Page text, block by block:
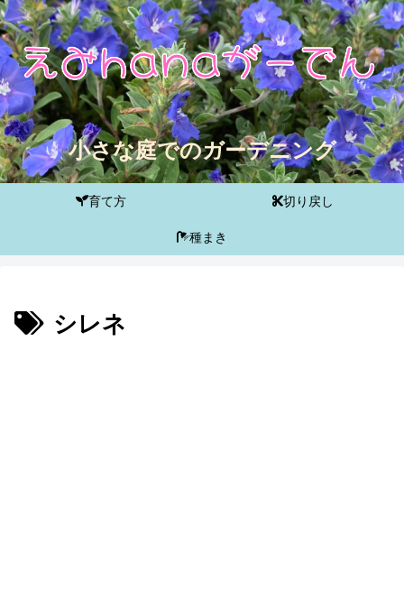
小さな庭でのガーデニング
育て方 切り戻し
種まき
シレネ